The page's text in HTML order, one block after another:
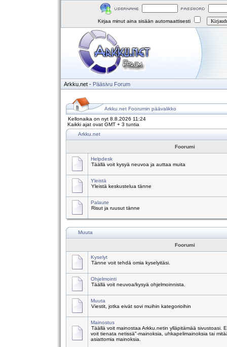
Kirjaa minut aina sisään automaattisesti
Arkku.net - Pääsivu Forum
Arkku.net Foorumin päävalikko
Kellonaika on nyt 8.8.2026 11:24
Kaikki ajat ovat GMT + 3 tuntia
Arkku.net
Foorumi
Helpdesk
Täällä voit kysyä neuvoa ja auttaa muita
Yleistä
Yleistä keskustelua tänne
Palaute
Risut ja ruusut tänne
Muuta
Foorumi
Kyselyt
Tänne voit tehdä omia kyselyitäsi.
Ohjelmointi
Täällä voit neuvoa/kysyä ohjelmoinnista.
Muuta
Viestit, jotka eivät sovi muihin kategorioihin
Mainostus
Täällä voit mainostaa Arkku.netin ylläpitämää sivustoasi.
voit tienata netissä"-mainoksia, uhkapelimainoksia tai
asiattomia mainoksia.